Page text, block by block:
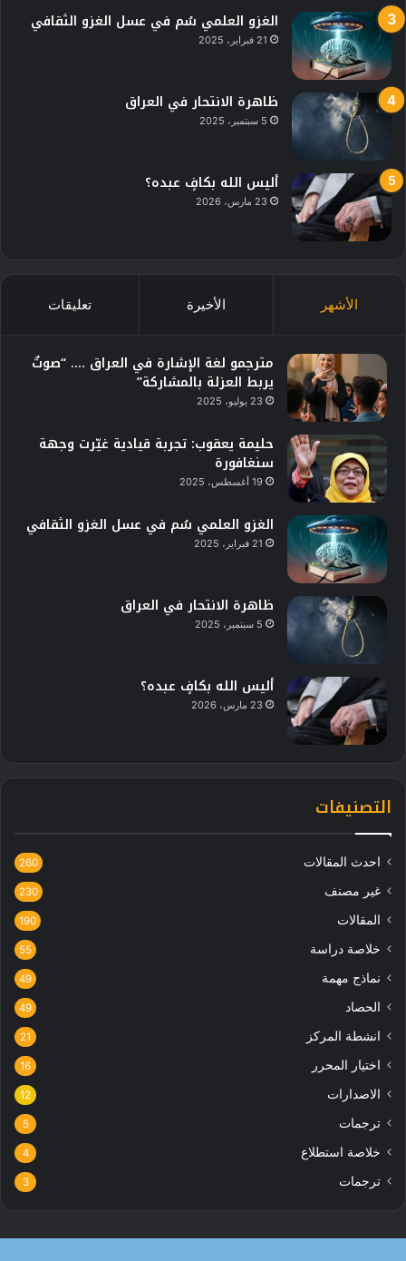
الغزو العلمي سُم في عسل الغزو الثقافي
21 فبراير، 2025
ظاهرة الانتحار في العراق
5 سبتمبر، 2025
أليس الله بكافٍ عبده؟
23 مارس، 2026
الأشهر الأخيرة تعليقات
مترجمو لغة الإشارة في العراق …. “صوتٌ
يربط العزلة بالمشاركة”
23 يوليو، 2025
حليمة يعقوب: تجربة قيادية غيّرت وجهة
سنغافورة
19 أغسطس، 2025
الغزو العلمي سُم في عسل الغزو الثقافي
21 فبراير، 2025
ظاهرة الانتحار في العراق
5 سبتمبر، 2025
أليس الله بكافٍ عبده؟
23 مارس، 2026
التصنيفات
احدث المقالات 260
غير مصنف 230
المقالات 190
خلاصة دراسة 55
نماذج مهمة 49
الحصاد 49
انشطة المركز 21
اختيار المحرر 16
الاصدارات 12
ترجمات 5
خلاصة استطلاع 4
ترجمات 3